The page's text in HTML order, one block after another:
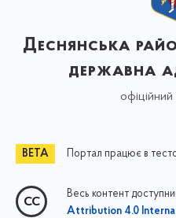
Деснянська
державна
Портал працює в
Весь контент
Attribution 4.0